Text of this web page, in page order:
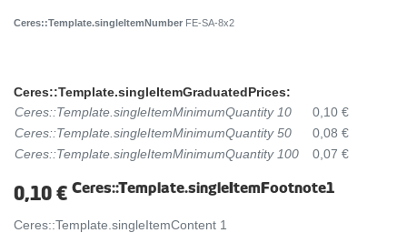
Ceres::Template.singleItemNumber FE-SA-8x2
Ceres::Template.singleItemGraduatedPrices:
Ceres::Template.singleItemMinimumQuantity 10
0,10 €
Ceres::Template.singleItemMinimumQuantity 50
0,08 €
Ceres::Template.singleItemMinimumQuantity 100
0,07 €
0,10 € Ceres::Template.singleItemFootnote1
Ceres::Template.singleItemContent 1